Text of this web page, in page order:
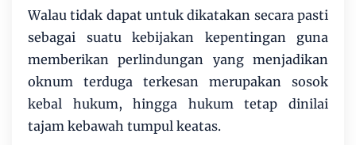
Walau tidak dapat untuk dikatakan secara pasti
sebagai suatu kebijakan kepentingan guna
memberikan perlindungan yang menjadikan
oknum terduga terkesan merupakan sosok
kebal hukum, hingga hukum tetap dinilai
tajam kebawah tumpul keatas.